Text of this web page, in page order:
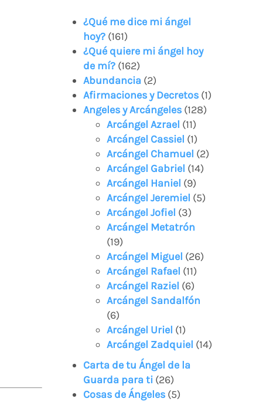
¿Qué me dice mi ángel
hoy?(161)
¿Qué quiere mi ángel hoy
de mí?(162)
Abundancia(2)
Afirmaciones y Decretos(1)
Angeles y Arcángeles(128)
Arcángel Azrael (11)
Arcángel Cassiel (1)
Arcángel Chamuel (2)
Arcángel Gabriel (14)
Arcángel Haniel (9)
Arcángel Jeremiel (5)
Arcángel Jofiel (3)
Arcángel Metatrón
(19)
Arcángel Miguel (26)
Arcángel Rafael (11)
Arcángel Raziel (6)
Arcángel Sandalfón
(6)
Arcángel Uriel (1)
Arcángel Zadquiel (14)
Carta de tu Ángel de la
Guarda para ti(26)
Cosas de Ángeles(5)